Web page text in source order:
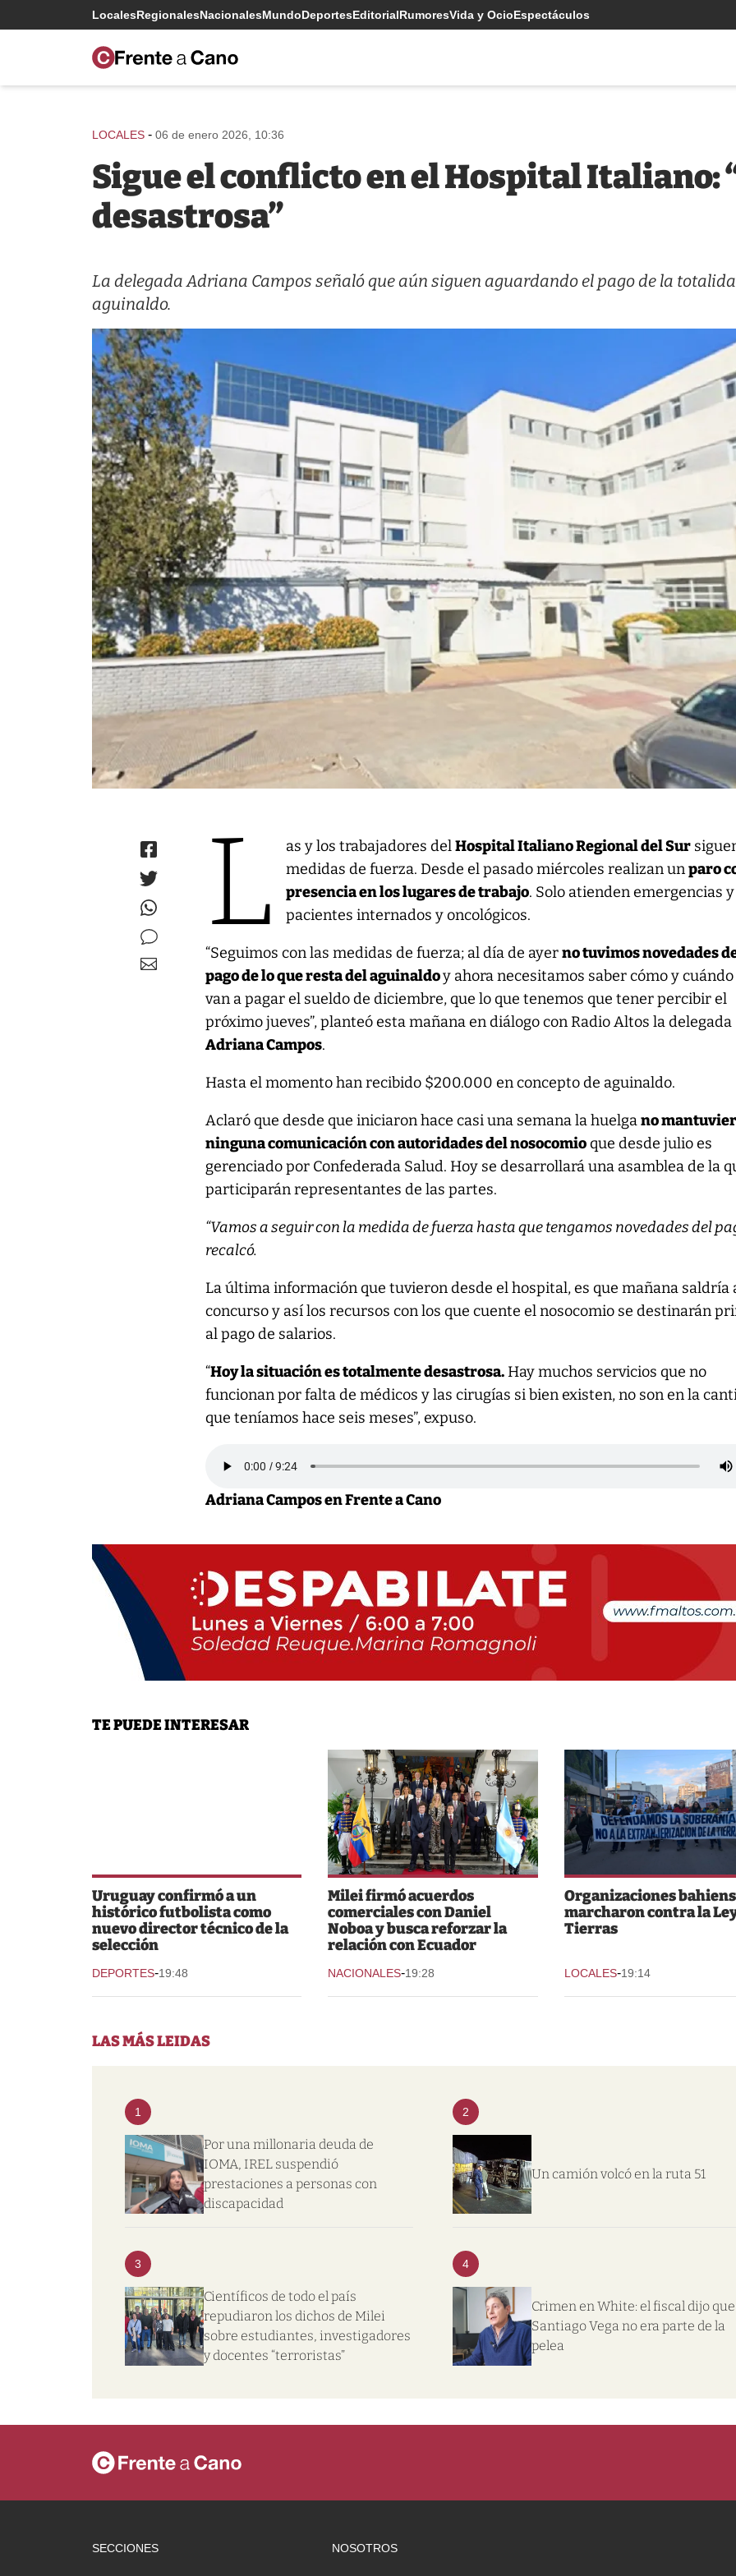
LocalesRegionalesNacionalesMundoDeportesEditorialRumoresVida y OcioEspectáculos
LOCALES - 06 de enero 2026, 10:36
Sigue el conflicto en el Hospital Italiano:
desastrosa”
La delegada Adriana Campos señaló que aún siguen aguardando el pago de la
aguinaldo.
L as y los trabajadores delHospital Italiano Regional del Sur
medidas de fuerza. Desde el pasado miércoles realizan unparo
presencia en los lugares de trabajo. Solo atienden emergencias y
pacientes internados y oncológicos.
“Seguimos con las medidas de fuerza; al día de ayerno tuvimos novedades
pago de lo que resta del aguinaldoy ahora necesitamos saber cómo y cuándo
van a pagar el sueldo de diciembre, que lo que tenemos que tener percibir el
próximo jueves”, planteó esta mañana en diálogo con Radio Altos la delegada
Adriana Campos.
Hasta el momento han recibido $200.000 en concepto de aguinaldo.
Aclaró que desde que iniciaron hace casi una semana la huelgano
ninguna comunicación con autoridades del nosocomioque desde julio es
gerenciado por Confederada Salud. Hoy se desarrollará una asamblea de la
participarán representantes de las partes.
“Vamos a seguir con la medida de fuerza hasta que tengamos novedades del
recalcó.
La última información que tuvieron desde el hospital, es que mañana saldría
concurso y así los recursos con los que cuente el nosocomio se destinarán
al pago de salarios.
“Hoy la situación es totalmente desastrosa.Hay muchos servicios que no
funcionan por falta de médicos y las cirugías si bien existen, no son en la
que teníamos hace seis meses”, expuso.
Adriana Campos en Frente a Cano
TE PUEDE INTERESAR
Uruguay confirmó a un
histórico futbolista como
nuevo director técnico de la
selección
DEPORTES-19:48
Milei firmó acuerdos
comerciales con Daniel
Noboa y busca reforzar la
relación con Ecuador
NACIONALES-19:28
Organizaciones
marcharon contra la
Tierras
LOCALES-19:14
LAS MÁS LEIDAS
1
Por una millonaria deuda de
IOMA, IREL suspendió
prestaciones a personas con
discapacidad
2
Un camión volcó en la ruta 51
3
Científicos de todo el país
repudiaron los dichos de Milei
sobre estudiantes, investigadores
y docentes “terroristas”
4
Crimen en White: el fiscal dijo que
Santiago Vega no era parte de la
pelea
SECCIONES NOSOTROS